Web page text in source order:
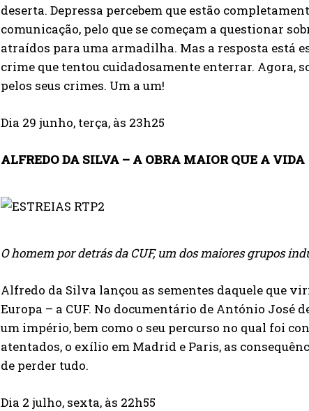
deserta. Depressa percebem que estão
comunicação, pelo que se começam a questionar
atraídos para uma armadilha. Mas a resposta está
crime que tentou cuidadosamente enterrar. Agora,
pelos seus crimes. Um a um!
Dia 29 junho, terça, às 23h25
ALFREDO DA SILVA – A OBRA MAIOR QUE A VIDA
O homem por detrás da CUF, um dos maiores grupos
Alfredo da Silva lançou as sementes daquele que
Europa – a CUF. No documentário de António José
um império, bem como o seu percurso no qual foi
atentados, o exílio em Madrid e Paris, as
de perder tudo.
Dia 2 julho, sexta, às 22h55